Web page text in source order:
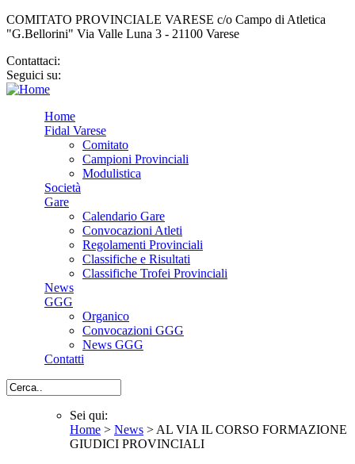
COMITATO PROVINCIALE VARESE c/o Campo di Atletica
"G.Bellorini" Via Valle Luna 3 - 21100 Varese
Contattaci:
Seguici su:
Home
Fidal Varese
Comitato
Campioni Provinciali
Modulistica
Società
Gare
Calendario Gare
Convocazioni Atleti
Regolamenti Provinciali
Classifiche e Risultati
Classifiche Trofei Provinciali
News
GGG
Organico
Convocazioni GGG
News GGG
Contatti
Cerca
Sei qui
Sei qui:
Home > News > AL VIA IL CORSO FORMAZIONE
GIUDICI PROVINCIALI